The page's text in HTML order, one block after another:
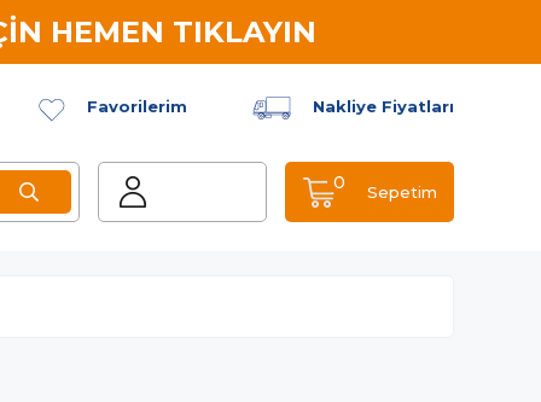
HEMEN TIKLAYIN
Favorilerim Nakliye Fiyatları
Sepetim
0